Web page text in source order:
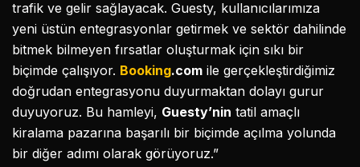
trafik ve gelir sağlayacak. Guesty, kullanıcılarımıza
yeni üstün entegrasyonlar getirmek ve sektör dahilinde
bitmek bilmeyen fırsatlar oluşturmak için sıkı bir
biçimde çalışıyor. Booking.com ile gerçekleştirdiğimiz
doğrudan entegrasyonu duyurmaktan dolayı gurur
duyuyoruz. Bu hamleyi, Guesty’nin tatil amaçlı
kiralama pazarına başarılı bir biçimde açılma yolunda
bir diğer adımı olarak görüyoruz.”